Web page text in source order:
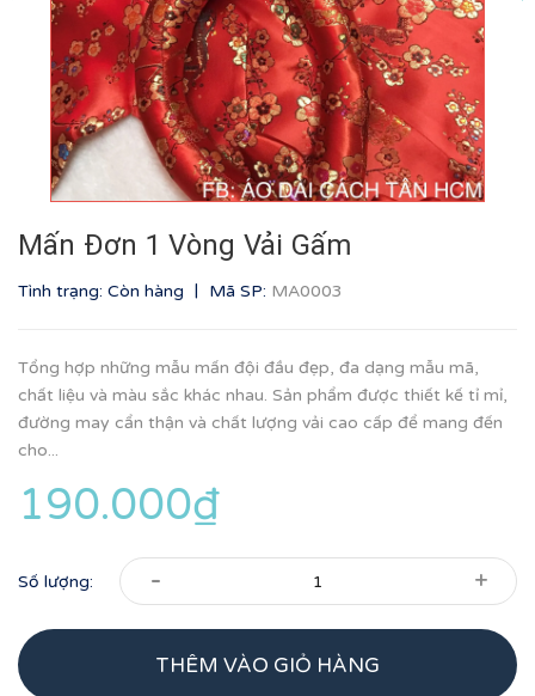
Mấn Đơn 1 Vòng Vải Gấm
Tình trạng: Còn hàng | Mã SP: MA0003
Tổng hợp những mẫu mấn đội đầu đẹp, đa dạng mẫu mã,
chất liệu và màu sắc khác nhau. Sản phẩm được thiết kế tỉ mỉ,
đường may cẩn thận và chất lượng vải cao cấp để mang đến
cho...
190.000₫
Số lượng: - +
THÊM VÀO GIỎ HÀNG